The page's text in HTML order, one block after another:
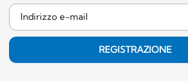
REGISTRAZIONE